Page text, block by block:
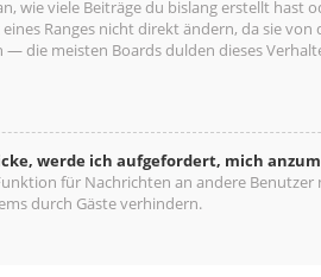
wie viele Beiträge du bislang erstellt
Ranges nicht direkt ändern, da sie
— die meisten Boards dulden dieses
werde ich aufgefordert, mich
für Nachrichten an andere
durch Gäste verhindern.